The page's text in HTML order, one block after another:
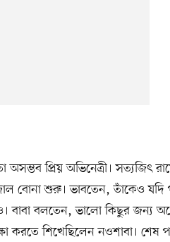
প্রিয় অভিনেত্রী। সত্যজিৎ
বোনা শুরু। ভাবতেন, তাঁকেও যদি
বাবা বলতেন, ভালো কিছুর জন্য
করতে শিখেছিলেন নওশাবা। শেষ